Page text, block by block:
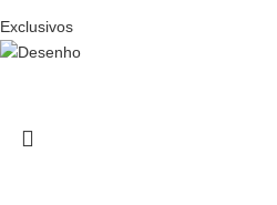
Exclusivos